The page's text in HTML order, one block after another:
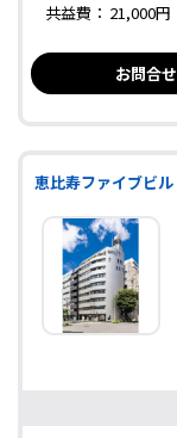
共益費： 21,000円
お問合せ
恵比寿ファイブビル